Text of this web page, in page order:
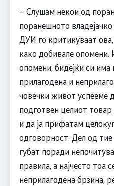
– Слушам некои од
поранешното
ДУИ го критикуваат
како добивале опомени.
опомени, бидејќи си
прилагодена и
човечки живот успееме
подготвен целиот
и да ја прифатам
одговорност. Дел од
губат поради
правила, а најчесто тоа
неприлагодена брзина,